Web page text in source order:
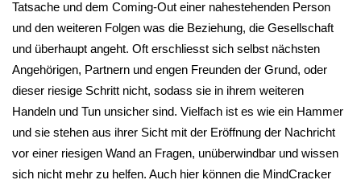
Tatsache und dem Coming-Out einer nahestehenden Person
und den weiteren Folgen was die Beziehung, die Gesellschaft
und überhaupt angeht. Oft erschliesst sich selbst nächsten
Angehörigen, Partnern und engen Freunden der Grund, oder
dieser riesige Schritt nicht, sodass sie in ihrem weiteren
Handeln und Tun unsicher sind. Vielfach ist es wie ein Hammer
und sie stehen aus ihrer Sicht mit der Eröffnung der Nachricht
vor einer riesigen Wand an Fragen, unüberwindbar und wissen
sich nicht mehr zu helfen. Auch hier können die MindCracker